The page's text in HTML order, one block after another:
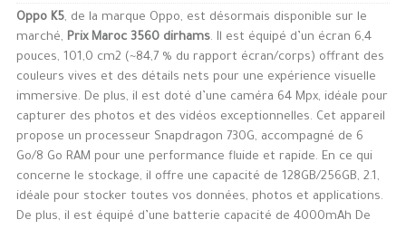
Oppo K5, de la marque Oppo, est désormais disponible sur le
marché, Prix Maroc 3560 dirhams. Il est équipé d’un écran 6,4
pouces, 101,0 cm2 (~84,7 % du rapport écran/corps) offrant des
couleurs vives et des détails nets pour une expérience visuelle
immersive. De plus, il est doté d’une caméra 64 Mpx, idéale pour
capturer des photos et des vidéos exceptionnelles. Cet appareil
propose un processeur Snapdragon 730G, accompagné de 6
Go/8 Go RAM pour une performance fluide et rapide. En ce qui
concerne le stockage, il offre une capacité de 128GB/256GB, 2.1,
idéale pour stocker toutes vos données, photos et applications.
De plus, il est équipé d’une batterie capacité de 4000mAh De